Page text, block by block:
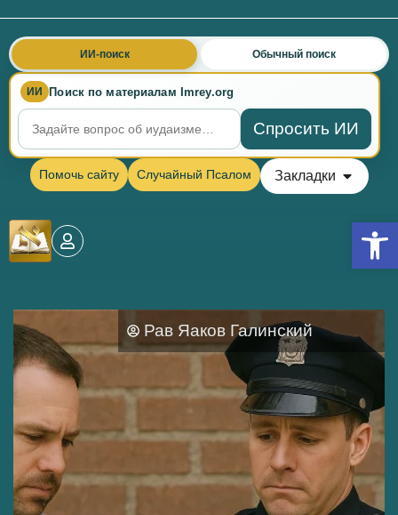
ИИ Поиск по материалам Imrey.org
Спросить ИИ
ИИ-поиск Обычный поиск
Помочь сайту Случайный Псалом Закладки
Рав Яаков Галинский